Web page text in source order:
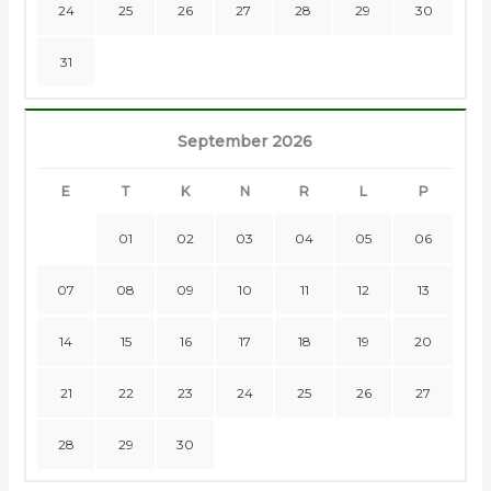
24 25 26 27 28 29 30
31
September 2026
E T K N R L P
01 02 03 04 05 06
07 08 09 10 11 12 13
14 15 16 17 18 19 20
21 22 23 24 25 26 27
28 29 30